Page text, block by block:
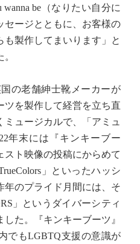
wanna be（なりたい自分に
セージとともに、お客様の
も製作してまいります」と
国の老舗紳士靴メーカーが
ツを製作して経営を立ち直
ュージカルで、「アミュ
年末には『キンキーブー
スト映像の投稿にからめて
」といったハッシ
年のプライド月間には、そ
」というダイバーシティ
した。『キンキーブーツ』
でもLGBTQ支援の意識が